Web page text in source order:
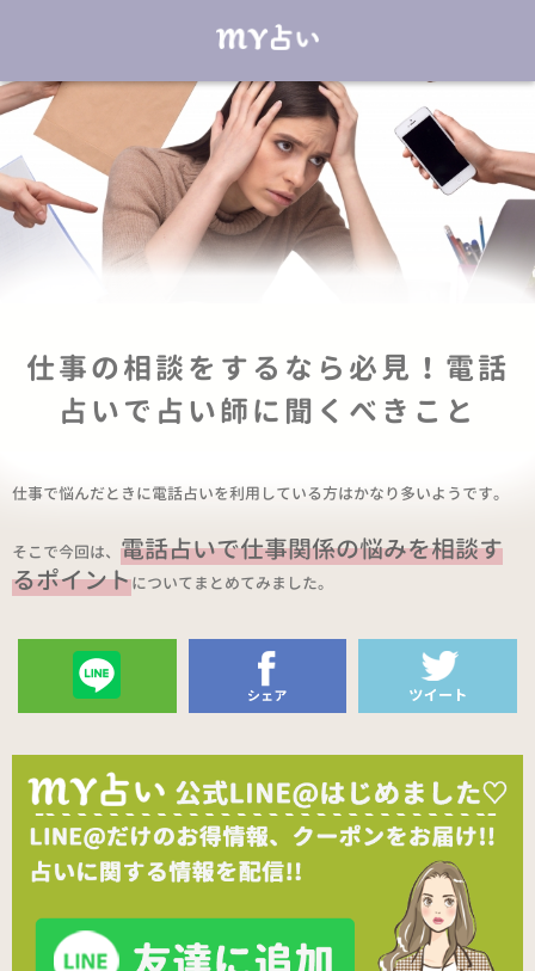
仕事の相談をするなら必見！電話
占いで占い師に聞くべきこと
仕事で悩んだときに電話占いを利用している方はかなり多いようです。
そこで今回は、 電話占いで仕事関係の悩みを相談す
るポイントについてまとめてみました。
送る